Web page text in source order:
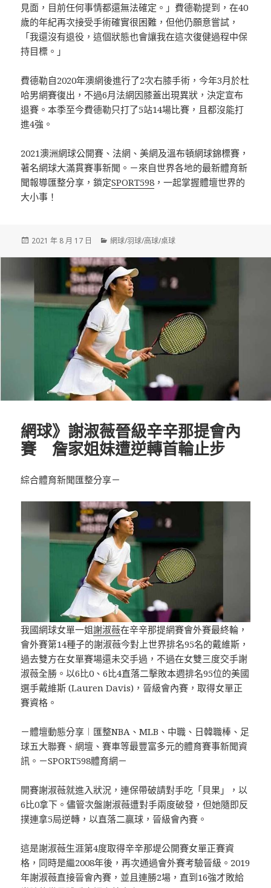
見面，目前任何事情都還無法確定。」費德勒提到，在40
歲的年紀再次接受手術確實很困難，但他仍願意嘗試，
「我還沒有退役，這個狀態也會讓我在這次復健過程中保
持目標。」
費德勒自2020年澳網後進行了2次右膝手術，今年3月於杜
哈男網賽復出，不過6月法網因膝蓋出現異狀，決定宣布
退賽。本季至今費德勒只打了5站14場比賽，且都沒能打
進4強。
2021澳洲網球公開賽、法網、美網及溫布頓網球錦標賽，
著名網球大滿貫賽事新聞。－來自世界各地的最新體育新
聞報導匯整分享，鎖定SPORT598 ，一起掌握體壇世界的
大小事！
發
2021 年 8 月 17 日
分
網球/羽球/高球/桌球
網球》謝淑薇晉級辛辛那提會內
賽 詹家姐妹遭逆轉首輪止步
綜合體育新聞匯整分享－
我國網球女單一姐謝淑薇在辛辛那提網賽會外賽最終輪，
會外賽第14種子的謝淑薇今對上世界排名95名的戴維斯，
過去雙方在女單賽場還未交手過，不過在女雙三度交手謝
淑薇全勝。以6比0、6比4直落二擊敗本週排名95位的美國
選手戴維斯 (Lauren Davis)，晉級會內賽，取得女單正
賽資格。
－體壇動態分享︱匯整NBA、MLB、中職、日韓職棒、足
球五大聯賽、網壇、賽車等最豐富多元的體育賽事新聞資
訊。－SPORT598體育網－
開賽謝淑薇就進入狀況，連保帶破請對手吃「貝果」，以
6比0拿下。儘管次盤謝淑薇遭對手兩度破發，但她隨即反
撲連拿5局逆轉，以直落二贏球，晉級會內賽。
這是謝淑薇生涯第4度取得辛辛那堤公開賽女單正賽資
格，同時是繼2008年後，再次通過會外賽考驗晉級。2019
年謝淑薇直接晉會內賽，並且連勝2場，直到16強才敗給